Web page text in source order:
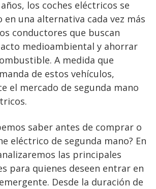
los coches eléctricos se
en una alternativa cada vez más
conductores que buscan
medioambiental y ahorrar
A medida que
de estos vehículos,
el mercado de segunda mano
saber antes de comprar o
eléctrico de segunda mano? En
las principales
para quienes deseen entrar en
Desde la duración de